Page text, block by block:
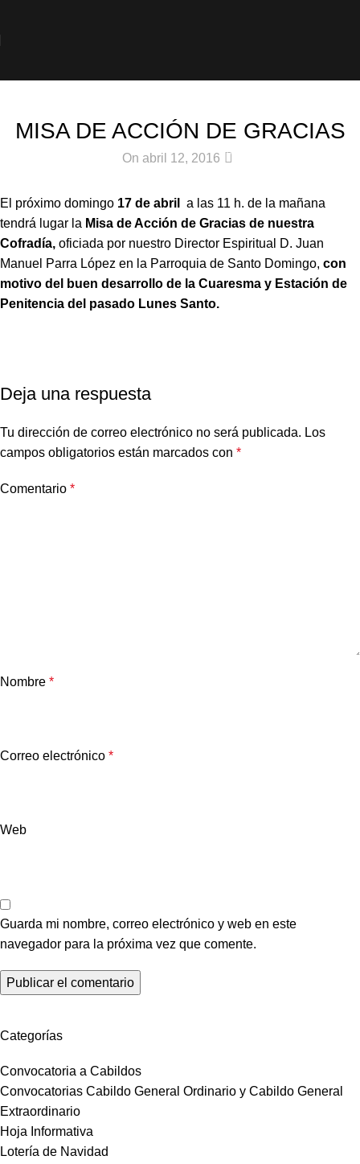
MISA DE ACCIÓN DE GRACIAS
On abril 12, 2016 0
El próximo domingo 17 de abril
a las 11 h. de la mañana
tendrá lugar la Misa de Acción de Gracias de nuestra
Cofradía, oficiada por nuestro Director Espiritual D. Juan
Manuel Parra López en la Parroquia de Santo Domingo, con
motivo del buen desarrollo de la Cuaresma y Estación de
Penitencia del pasado Lunes Santo.
Deja una respuesta
Tu dirección de correo electrónico no será publicada. Los
campos obligatorios están marcados con *
Comentario *
Nombre *
Correo electrónico *
Web
Guarda mi nombre, correo electrónico y web en este
navegador para la próxima vez que comente.
Categorías
Convocatoria a Cabildos
Convocatorias Cabildo General Ordinario y Cabildo General
Extraordinario
Hoja Informativa
Lotería de Navidad